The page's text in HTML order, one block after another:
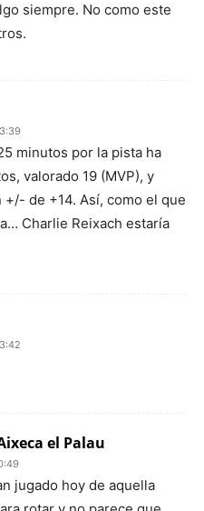
siempre. No como este
minutos por la pista ha
valorado 19 (MVP), y
de +14. Así, como el que
Charlie Reixach estaría
el Palau
jugado hoy de aquella